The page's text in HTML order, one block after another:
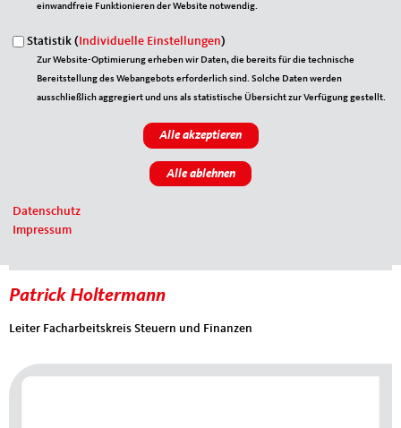
Patrick Holtermann
Leiter Facharbeitskreis Steuern und Finanzen
einwandfreie Funktionieren der Website notwendig.
Statistik (Individuelle Einstellungen)
Zur Website-Optimierung erheben wir Daten, die bereits für die technische
Bereitstellung des Webangebots erforderlich sind. Solche Daten werden
ausschließlich aggregiert und uns als statistische Übersicht zur Verfügung gestellt.
Datenschutz
Impressum